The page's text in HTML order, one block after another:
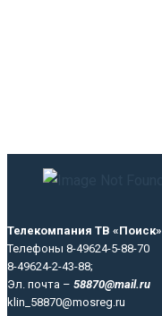
Телекомпания ТВ «Поиск»
Телефоны 8-49624-5-88-70
8-49624-2-43-88;
Эл. почта – 58870@mail.ru
klin_58870@mosreg.ru